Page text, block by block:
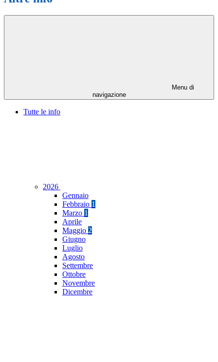
Menu di
navigazione
Tutte le info
2026
Gennaio
Febbraio 1
Marzo 1
Aprile
Maggio 2
Giugno
Luglio
Agosto
Settembre
Ottobre
Novembre
Dicembre